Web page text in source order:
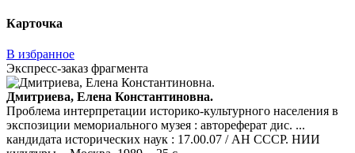
Карточка
В избранное
Экспресс-заказ фрагмента
Дмитриева, Елена Константиновна.
Проблема интерпретации историко-культурного населения в
экспозиции мемориального музея : автореферат дис. ...
кандидата исторических наук : 17.00.07 / АН СССР. НИИ